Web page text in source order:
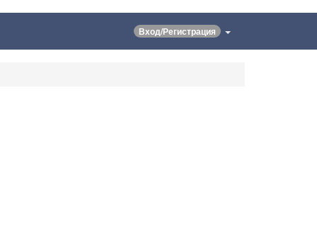
Вход/Регистрация